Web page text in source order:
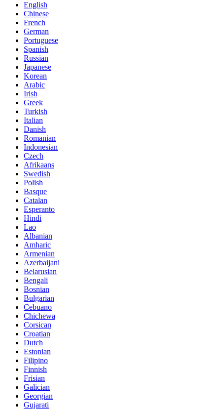
English
Chinese
French
German
Portuguese
Spanish
Russian
Japanese
Korean
Arabic
Irish
Greek
Turkish
Italian
Danish
Romanian
Indonesian
Czech
Afrikaans
Swedish
Polish
Basque
Catalan
Esperanto
Hindi
Lao
Albanian
Amharic
Armenian
Azerbaijani
Belarusian
Bengali
Bosnian
Bulgarian
Cebuano
Chichewa
Corsican
Croatian
Dutch
Estonian
Filipino
Finnish
Frisian
Galician
Georgian
Gujarati